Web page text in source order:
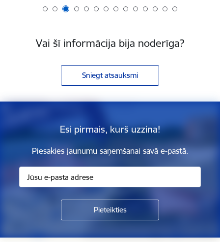
Vai šī informācija bija noderīga?
Sniegt atsauksmi
Esi pirmais, kurš uzzina!
Piesakies jaunumu saņemšanai savā e-pastā.